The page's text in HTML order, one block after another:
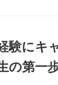
験にキ
の第一